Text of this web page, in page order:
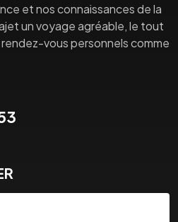
et nos connaissances de la
un voyage agréable, le tout
rendez-vous personnels comme